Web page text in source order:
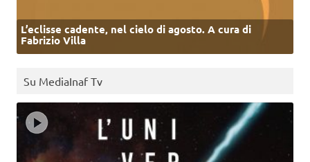
L’eclisse cadente, nel cielo di agosto. A cura di
Fabrizio Villa
Su MediaInaf Tv